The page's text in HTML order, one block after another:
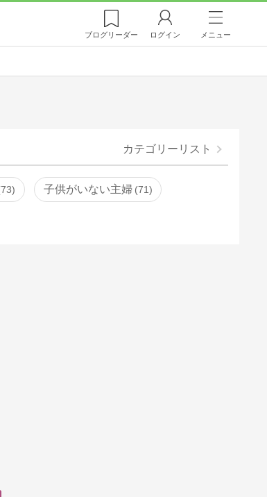
ブログリーダー ログイン メニュー
カテゴリーリスト
73 子供がいない主婦 71